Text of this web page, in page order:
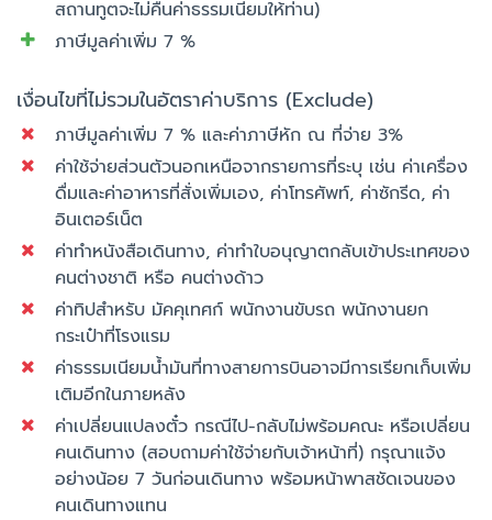
สถานทูตจะไม่คืนค่าธรรมเนียมให้ท่าน)
ภาษีมูลค่าเพิ่ม 7 %
เงื่อนไขที่ไม่รวมในอัตราค่าบริการ (Exclude)
ภาษีมูลค่าเพิ่ม 7 % และค่าภาษีหัก ณ ที่จ่าย 3%
ค่าใช้จ่ายส่วนตัวนอกเหนือจากรายการที่ระบุ เช่น ค่าเครื่อง
ดื่มและค่าอาหารที่สั่งเพิ่มเอง, ค่าโทรศัพท์, ค่าซักรีด, ค่า
อินเตอร์เน็ต
ค่าทำหนังสือเดินทาง, ค่าทำใบอนุญาตกลับเข้าประเทศของ
คนต่างชาติ หรือ คนต่างด้าว
ค่าทิปสำหรับ มัคคุเทศก์ พนักงานขับรถ พนักงานยก
กระเป๋าที่โรงแรม
ค่าธรรมเนียมน้ำมันที่ทางสายการบินอาจมีการเรียกเก็บเพิ่ม
เติมอีกในภายหลัง
ค่าเปลี่ยนแปลงตั๋ว กรณีไป-กลับไม่พร้อมคณะ หรือเปลี่ยน
คนเดินทาง (สอบถามค่าใช้จ่ายกับเจ้าหน้าที่) กรุณาแจ้ง
อย่างน้อย 7 วันก่อนเดินทาง พร้อมหน้าพาสชัดเจนของ
คนเดินทางแทน